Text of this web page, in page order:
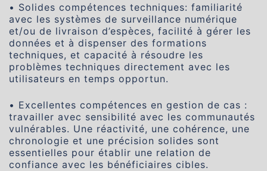
• Solides compétences techniques: familiarité
avec les systèmes de surveillance numérique
et/ou de livraison d’espèces, facilité à gérer les
données et à dispenser des formations
techniques, et capacité à résoudre les
problèmes techniques directement avec les
utilisateurs en temps opportun.
• Excellentes compétences en gestion de cas :
travailler avec sensibilité avec les communautés
vulnérables. Une réactivité, une cohérence, une
chronologie et une précision solides sont
essentielles pour établir une relation de
confiance avec les bénéficiaires cibles.